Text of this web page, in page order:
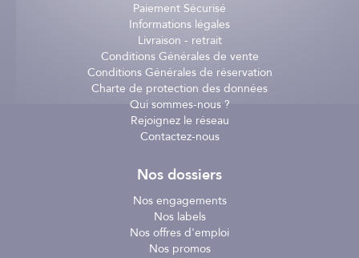
Paiement Sécurisé
Informations légales
Livraison - retrait
Conditions Générales de vente
Conditions Générales de réservation
Charte de protection des données
Qui sommes-nous ?
Rejoignez le réseau
Contactez-nous
Nos dossiers
Nos engagements
Nos labels
Nos offres d'emploi
Nos promos